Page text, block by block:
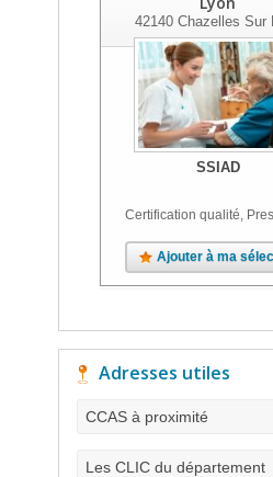
42140Chazelles Sur
SSIAD
Certification qualité,
Ajouter à ma
Adresses utiles
CCAS à proximité
Les CLIC du département